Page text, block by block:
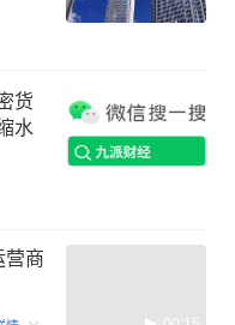
货
水
营商